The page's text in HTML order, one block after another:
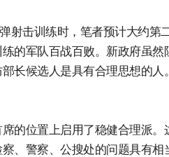
射击训练时，笔者预计大约
的军队百战百败。新政府虽
长候选人是具有合理思想的
的位置上启用了稳健合理派
、警察、公搜处的问题具有